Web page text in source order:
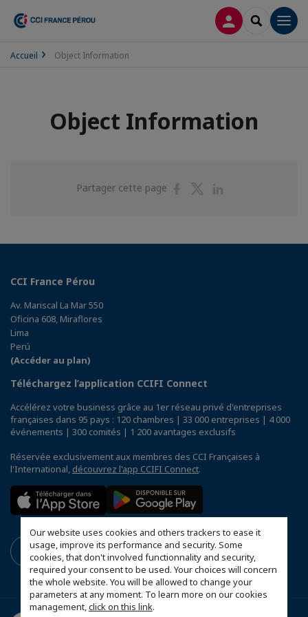
Our website uses cookies and others trackers to ease it
usage, improve its performance and security. Some
cookies, that don't involved functionnality and security,
required your consent to be used. Your choices will concern
the whole website. You will be allowed to change your
parameters at any moment. To learn more on our cookies
management,click on this link.
CONNEXION
Accueil Object Information
Object Information
Partager cette page
PartagerPartager
CCI France Pérou
Av. Mariscal La Mar 550
Oficina 608, Miraflores
Lima
Perú
(Accéder au plan)
Téléchargez l’application CCIFI Connect
Accélérez votre business grâce au 1er réseau privé d'entreprises
françaises dans 95 pays : 120 chambres | 33 000 entreprises | 4 000
événements | 300 comités | 1 200 avantages exclusifs
Réservée exclusivement aux membres des CCI Françaises à
l'International, découvrez l'app CCIFI Connect.